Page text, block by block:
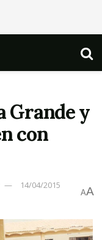
Grande y
con
14/04/2015
AA